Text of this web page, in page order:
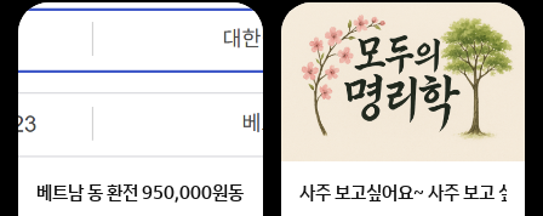
안말려도 됩니다.
채택 부탁드립니다.
회원가입 혹은 광고 [X]를 누르면 내용이 보입니다
베트남 동 환전 950,000원동 한화 계산할때0하나 빼고 나누기 2하면
사주 보고싶어요~ 사주 보고 싶